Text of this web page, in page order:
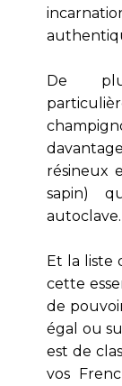
De
résineux
sapin)
autoclave.
Et la liste
cette
de
égal ou
est de
vos